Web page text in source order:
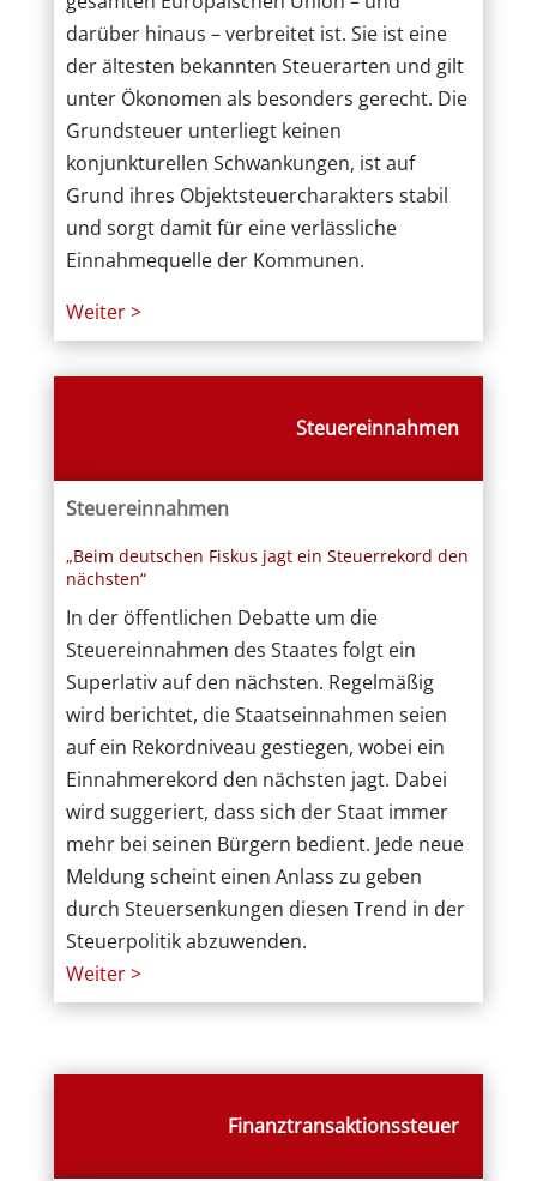
darüber hinaus – verbreitet ist. Sie ist eine
der ältesten bekannten Steuerarten und gilt
unter Ökonomen als besonders gerecht. Die
Grundsteuer unterliegt keinen
konjunkturellen Schwankungen, ist auf
Grund ihres Objektsteuercharakters stabil
und sorgt damit für eine verlässliche
Einnahmequelle der Kommunen.
Weiter >
Steuereinnahmen
Steuereinnahmen
„Beim deutschen Fiskus jagt ein Steuerrekord den
nächsten“
In der öffentlichen Debatte um die
Steuereinnahmen des Staates folgt ein
Superlativ auf den nächsten. Regelmäßig
wird berichtet, die Staatseinnahmen seien
auf ein Rekordniveau gestiegen, wobei ein
Einnahmerekord den nächsten jagt. Dabei
wird suggeriert, dass sich der Staat immer
mehr bei seinen Bürgern bedient. Jede neue
Meldung scheint einen Anlass zu geben
durch Steuersenkungen diesen Trend in der
Steuerpolitik abzuwenden.
Weiter >
Finanztransaktionssteuer